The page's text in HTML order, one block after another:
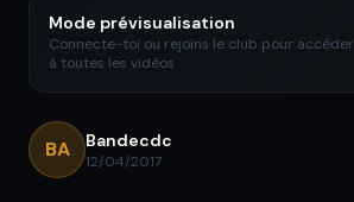
Mode prévisualisation
Connecte-toi ou rejoins le club pour accéder
à toutes les vidéos
BA Bandecdc
12/04/2017